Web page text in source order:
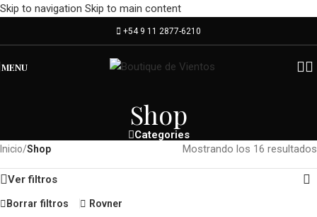
Skip to navigation Skip to main content
+54 9 11 2877-6210
MENU
Shop
Categories
Inicio/Shop Mostrando los 16 resultados
Ver filtros
Borrar filtros Rovner